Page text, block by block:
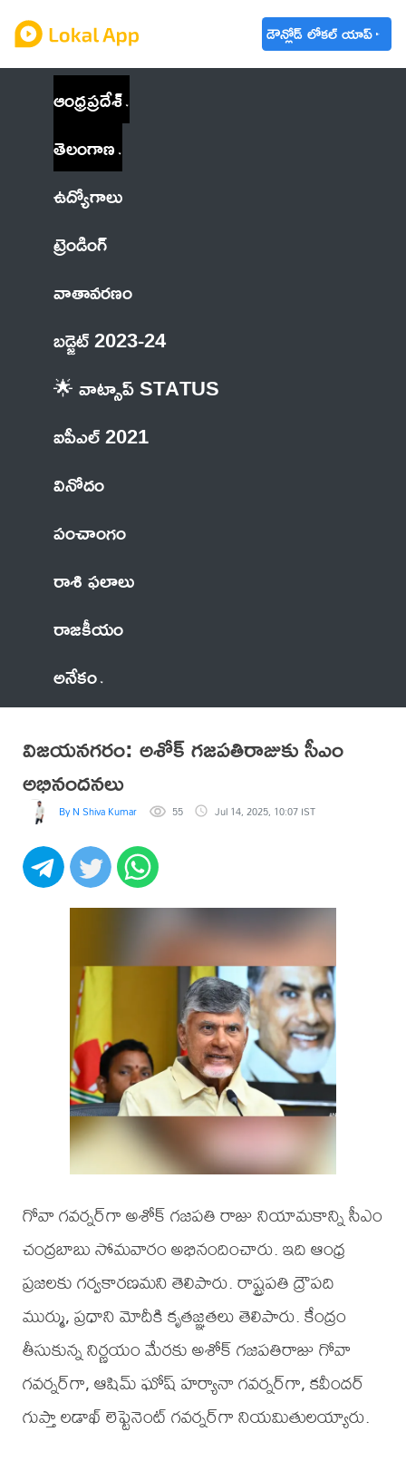
డౌన్లోడ్ లోకల్ యాప్
ఆంధ్రప్రదేశ్
తెలంగాణ
ఉద్యోగాలు
ట్రెండింగ్
వాతావరణం
బడ్జెట్ 2023-24
🌟 వాట్సాప్ STATUS
ఐపీఎల్ 2021
వినోదం
పంచాంగం
రాశి ఫలాలు
రాజకీయం
అనేకం
విజయనగరం: అశోక్ గజపతిరాజుకు సీఎం
అభినందనలు
By N Shiva Kumar 55 Jul 14, 2025, 10:07 IST
గోవా గవర్నర్‌గా అశోక్ గజపతి రాజు నియామకాన్ని సీఎం
చంద్రబాబు సోమవారం అభినందించారు. ఇది ఆంధ్ర
ప్రజలకు గర్వకారణమని తెలిపారు. రాష్ట్రపతి ద్రౌపది
ముర్ము, ప్రధాని మోదీకి కృతజ్ఞతలు తెలిపారు. కేంద్రం
తీసుకున్న నిర్ణయం మేరకు అశోక్ గజపతిరాజు గోవా
గవర్నర్‌గా, ఆషిమ్ ఘోష్ హర్యానా గవర్నర్‌గా, కవీందర్
గుప్తా లడాఖ్ లెఫ్టెనెంట్ గవర్నర్‌గా నియమితులయ్యారు.